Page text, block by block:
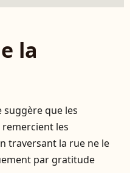
la
suggère que les
les
traversant la rue ne le
par gratitude